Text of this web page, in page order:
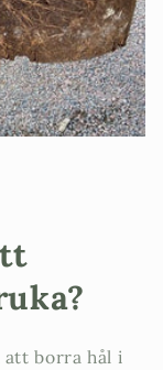
att borra hål i